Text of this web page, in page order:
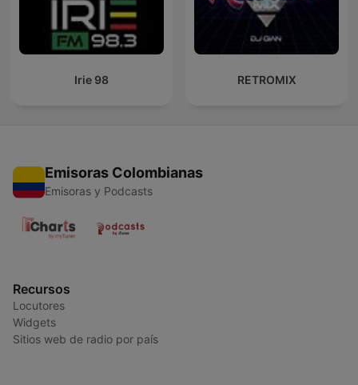
Irie 98 RETROMIX
Emisoras Colombianas
Emisoras y Podcasts
Recursos
Locutores
Widgets
Sitios web de radio por país